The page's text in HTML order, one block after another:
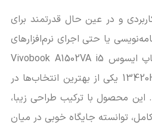
و در عین حال قدرتمند برای
یا حتی اجرای نرم‌افزارهای
نیمه‌حرفه‌ای هستید، لپ تاپ ایسوس Vivobook A1502VA i5
13420H 16GB 512GB SSD Intel یکی از بهترین انتخاب‌ها در
این محصول با ترکیب طراحی زیبا،
توانسته جایگاه خوبی در میان